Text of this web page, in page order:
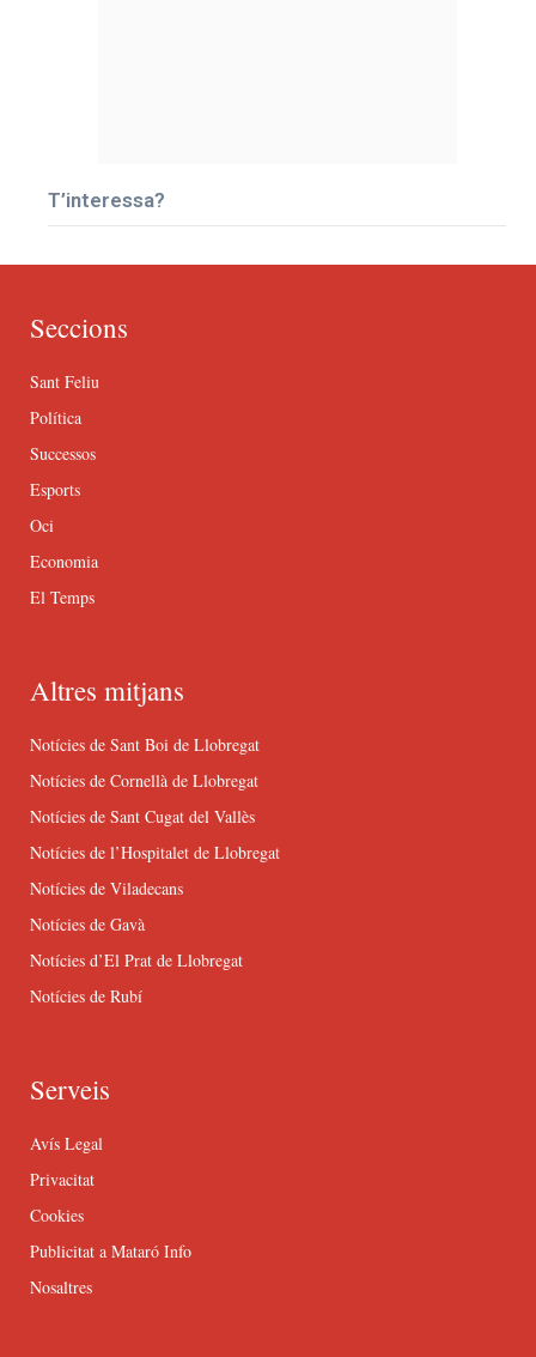
T’interessa?
Seccions
Sant Feliu
Política
Successos
Esports
Oci
Economia
El Temps
Altres mitjans
Notícies de Sant Boi de Llobregat
Notícies de Cornellà de Llobregat
Notícies de Sant Cugat del Vallès
Notícies de l’Hospitalet de Llobregat
Notícies de Viladecans
Notícies de Gavà
Notícies d’El Prat de Llobregat
Notícies de Rubí
Serveis
Avís Legal
Privacitat
Cookies
Publicitat a Mataró Info
Nosaltres